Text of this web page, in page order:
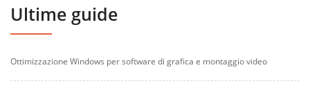
Ultime guide
Ottimizzazione Windows per software di grafica e montaggio video